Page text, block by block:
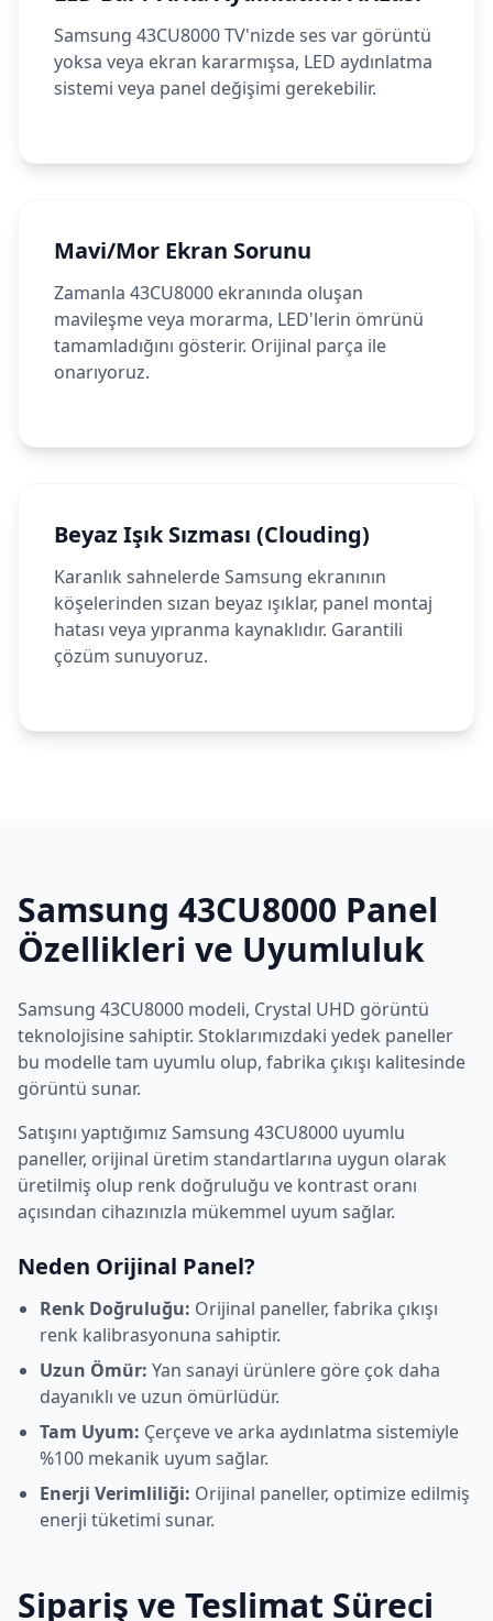
Samsung 43CU8000 TV'nizde ses var görüntü
yoksa veya ekran kararmışsa, LED aydınlatma
sistemi veya panel değişimi gerekebilir.
Mavi/Mor Ekran Sorunu
Zamanla 43CU8000 ekranında oluşan
mavileşme veya morarma, LED'lerin ömrünü
tamamladığını gösterir. Orijinal parça ile
onarıyoruz.
Beyaz Işık Sızması (Clouding)
Karanlık sahnelerde Samsung ekranının
köşelerinden sızan beyaz ışıklar, panel montaj
hatası veya yıpranma kaynaklıdır. Garantili
çözüm sunuyoruz.
Samsung 43CU8000 Panel
Özellikleri ve Uyumluluk
Samsung 43CU8000 modeli, Crystal UHD görüntü
teknolojisine sahiptir. Stoklarımızdaki yedek paneller
bu modelle tam uyumlu olup, fabrika çıkışı kalitesinde
görüntü sunar.
Satışını yaptığımız Samsung 43CU8000 uyumlu
paneller, orijinal üretim standartlarına uygun olarak
üretilmiş olup renk doğruluğu ve kontrast oranı
açısından cihazınızla mükemmel uyum sağlar.
Neden Orijinal Panel?
Renk Doğruluğu: Orijinal paneller, fabrika çıkışı
renk kalibrasyonuna sahiptir.
Uzun Ömür: Yan sanayi ürünlere göre çok daha
dayanıklı ve uzun ömürlüdür.
Tam Uyum: Çerçeve ve arka aydınlatma sistemiyle
%100 mekanik uyum sağlar.
Enerji Verimliliği: Orijinal paneller, optimize edilmiş
enerji tüketimi sunar.
Sipariş ve Teslimat Süreci